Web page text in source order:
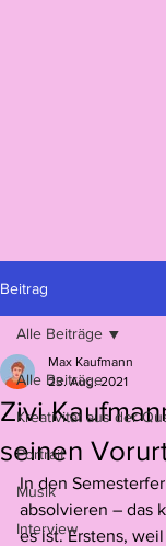
Beitrag
Alle Beiträge
Kreativität aus der
Portrait
Musik
Interview
Alle Beiträge
Zivi
seinen
Max Kaufmann
23. Aug. 2021
In den
absolvieren – das
es ist. Erstens,